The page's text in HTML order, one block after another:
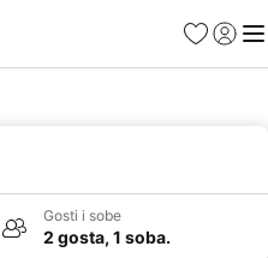
FavoritiPrijavi
Gosti i sobe
2 gosta, 1 soba.